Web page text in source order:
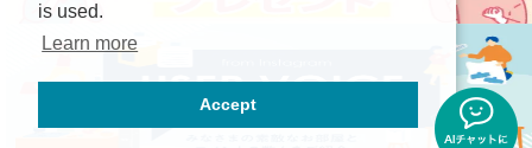
is used.
Learn more
Accept